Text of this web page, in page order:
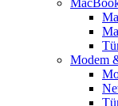
Modem